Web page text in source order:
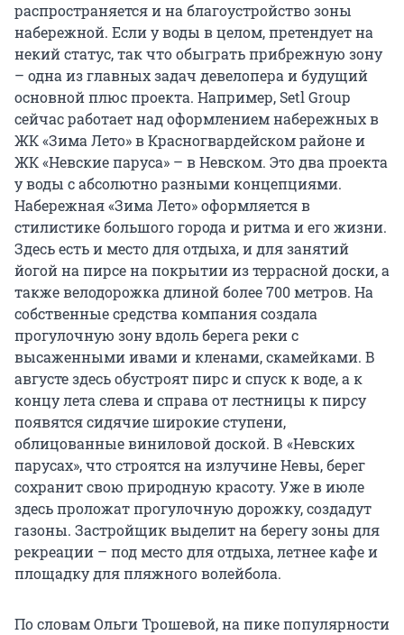
распространяется и на благоустройство зоны
набережной. Если у воды в целом, претендует на
некий статус, так что обыграть прибрежную зону
– одна из главных задач девелопера и будущий
основной плюс проекта. Например, Setl Group
сейчас работает над оформлением набережных в
ЖК «Зима Лето» в Красногвардейском районе и
ЖК «Невские паруса» – в Невском. Это два проекта
у воды с абсолютно разными концепциями.
Набережная «Зима Лето» оформляется в
стилистике большого города и ритма и его жизни.
Здесь есть и место для отдыха, и для занятий
йогой на пирсе на покрытии из террасной доски, а
также велодорожка длиной более 700 метров. На
собственные средства компания создала
прогулочную зону вдоль берега реки с
высаженными ивами и кленами, скамейками. В
августе здесь обустроят пирс и спуск к воде, а к
концу лета слева и справа от лестницы к пирсу
появятся сидячие широкие ступени,
облицованные виниловой доской. В «Невских
парусах», что строятся на излучине Невы, берег
сохранит свою природную красоту. Уже в июле
здесь проложат прогулочную дорожку, создадут
газоны. Застройщик выделит на берегу зоны для
рекреации – под место для отдыха, летнее кафе и
площадку для пляжного волейбола.
По словам Ольги Трошевой, на пике популярности